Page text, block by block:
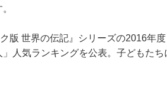
版 世界の伝記』シリーズの2016年
人気ランキングを公表。子どもたち